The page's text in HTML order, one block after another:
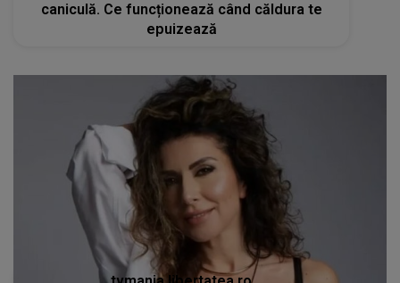
caniculă. Ce funcționează când căldura te
epuizează